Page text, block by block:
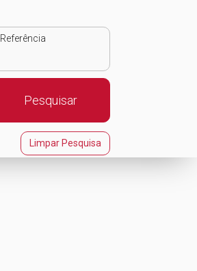
Referência
Pesquisar
Limpar Pesquisa